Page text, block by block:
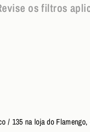
os filtros
/ 135 na loja do